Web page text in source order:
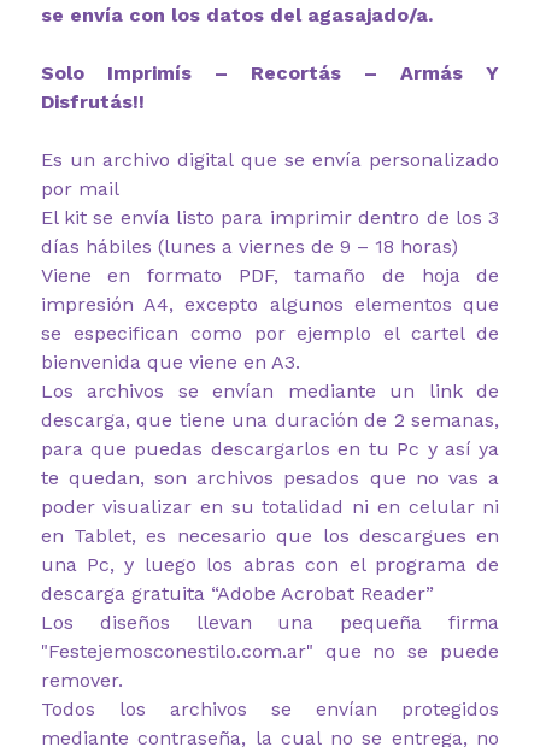
se envía con los datos del agasajado/a.
Solo Imprimís – Recortás – Armás Y
Disfrutás!!
Es un archivo digital que se envía personalizado
por mail
El kit se envía listo para imprimir dentro de los 3
días hábiles (lunes a viernes de 9 – 18 horas)
Viene en formato PDF, tamaño de hoja de
impresión A4, excepto algunos elementos que
se especifican como por ejemplo el cartel de
bienvenida que viene en A3.
Los archivos se envían mediante un link de
descarga, que tiene una duración de 2 semanas,
para que puedas descargarlos en tu Pc y así ya
te quedan, son archivos pesados que no vas a
poder visualizar en su totalidad ni en celular ni
en Tablet, es necesario que los descargues en
una Pc, y luego los abras con el programa de
descarga gratuita “Adobe Acrobat Reader”
Los diseños llevan una pequeña firma
"Festejemosconestilo.com.ar" que no se puede
remover.
Todos los archivos se envían protegidos
mediante contraseña, la cual no se entrega, no